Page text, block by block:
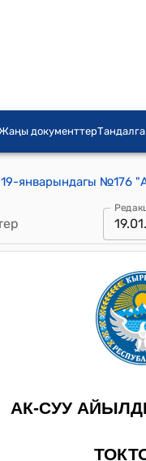
документтер